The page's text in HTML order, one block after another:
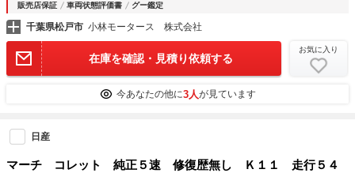
販売店保証 車両状態評価書 グー鑑定
千葉県松戸市 小林モータース 株式会社
在庫を確認・見積り依頼する
お気に入り
今あなたの他に3人が見ています
日産
マーチ コレット 純正５速 修復歴無し Ｋ１１ 走行５４